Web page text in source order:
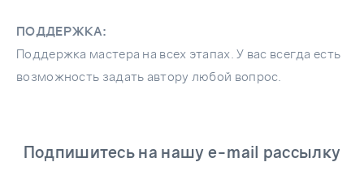
ПОДДЕРЖКА:
Поддержка мастера на всех этапах. У вас всегда есть
возможность задать автору любой вопрос.
Подпишитесь на нашу e-mail рассылку